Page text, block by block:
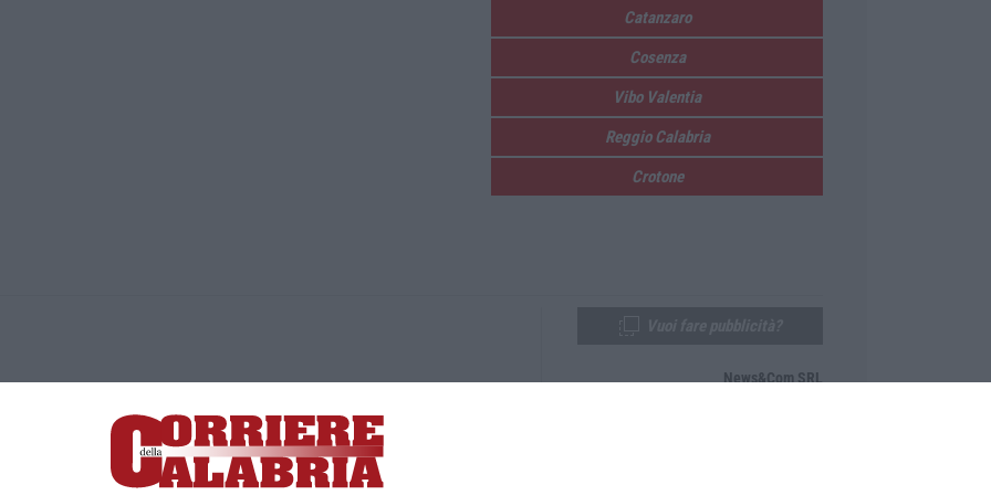
Catanzaro
Cosenza
Vibo Valentia
Reggio Calabria
Crotone
Lamezia Terme (CZ)
responsabile Paola Militano |Privacy
News&Com SRL